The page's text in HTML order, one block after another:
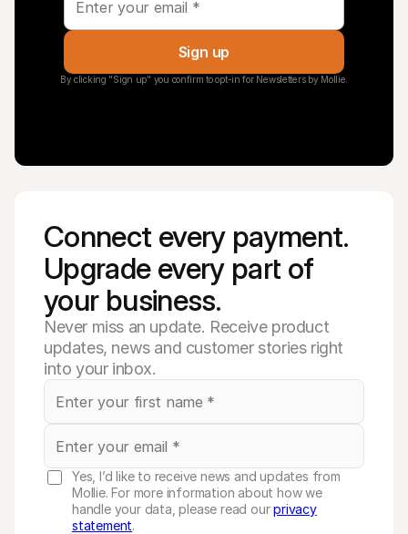
Sign up
By clicking "Sign up" you confirm to opt-in for Newsletters by Mollie.
Connect every payment.
Upgrade every part of
your business.
Never miss an update. Receive product
updates, news and customer stories right
into your inbox.
Yes, I’d like to receive news and updates from
Mollie. For more information about how we
handle your data, please read ourprivacy
statement.